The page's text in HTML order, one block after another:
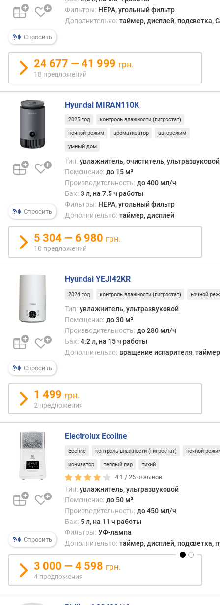
р
т
о
н
о
и
о
д
и
т
н
о
т
м
в
р
м
я
н
е
п
р
р
ы
в
н
о
й
р
т
ч
р
Спросить
Фильтры: HEPA, угольный фильтр
Дополнительно: таймер, дисплей, подсветка,
24 677 — 41 999 грн.
18 предложений
Спросить
Hyundai MIRAN110K
2025 год контроль влажности (гигростат)
ночной режим ароматизатор авторежим
умный дом
Тип: увлажнитель, очиститель, ультразвуковой
Помещение: до 15 м²
Производительность: до 400 мл/ч
Бак: 3 л, на 7.5 ч работы
Фильтры: HEPA, угольный фильтр
Дополнительно: таймер, дисплей
5 304 — 6 980 грн.
10 предложений
Спросить
Hyundai YEJI42KR
2024 год контроль влажности (гигростат) ночной
Тип: увлажнитель, ультразвуковой
Помещение: до 30 м²
Производительность: до 280 мл/ч
Бак: 4.2 л, на 15 ч работы
Дополнительно: вращение испарителя,
1 499 грн.
2 предложения
Спросить
Electrolux Ecoline
Ecoline контроль влажности (гигростат) ночной
ионизатор теплый пар тихий
4.1 /26 отзывов
Тип: увлажнитель, ультразвуковой
Помещение: до 50 м²
Производительность: до 450 мл/ч
Бак: 5 л, на 11 ч работы
Фильтры: УФ-лампа
Дополнительно: таймер, дисплей, подсветка,
3 000 — 4 598 грн.
4 предложения